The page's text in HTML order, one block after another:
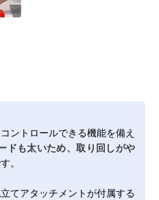
ントロールできる機能を備え
ドも太いため、取り回しがや
。
てアタッチメントが付属する